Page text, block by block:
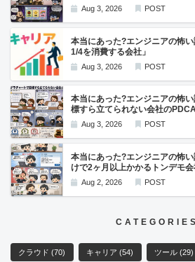
Aug 3, 2026 POST
本当にあった?エンジニアの怖
1/4を消費する会社」
Aug 3, 2026 POST
本当にあった?エンジニアの怖
標すら立てられない会社のPDCA
Aug 3, 2026 POST
本当にあった?エンジニアの怖
けで2ヶ月以上かかるトンデモ会
Aug 2, 2026 POST
CATEGORIES
クラウド(70) キャリア(54) ツール(29)